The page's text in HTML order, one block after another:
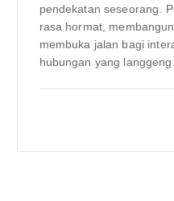
pendekatan seseorang.
rasa hormat,
membuka jalan bagi
hubungan yang langgeng.